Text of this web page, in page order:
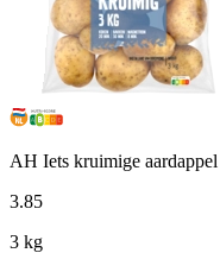
AH Iets kruimige aardappel
3.85
3 kg